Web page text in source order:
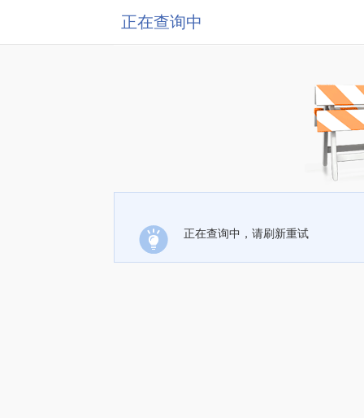
正在查询中
正在查询中，请刷新重试